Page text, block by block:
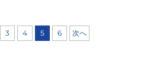
3 4 5 6 次へ